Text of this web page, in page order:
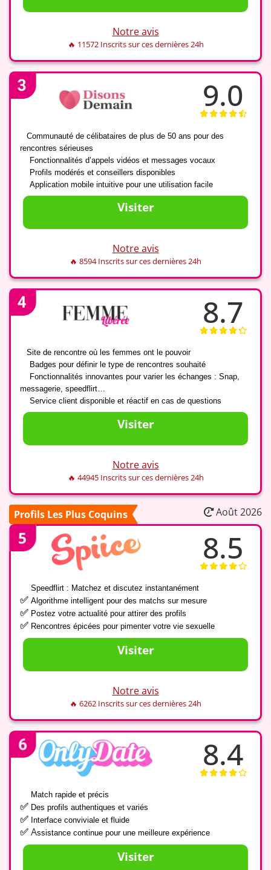
Notre avis
🔥 11572 Inscrits sur ces dernières 24h
9.0
Communauté de célibataires de plus de 50 ans pour des
rencontres sérieuses
Fonctionnalités d’appels vidéos et messages vocaux
Profils modérés et conseillers disponibles
Application mobile intuitive pour une utilisation facile
Visiter
Notre avis
🔥 8594 Inscrits sur ces dernières 24h
8.7
Site de rencontre où les femmes ont le pouvoir
Badges pour définir le type de rencontres souhaité
Fonctionnalités innovantes pour varier les échanges : Snap,
messagerie, speedflirt…
Service client disponible et réactif en cas de questions
Visiter
Notre avis
🔥 44945 Inscrits sur ces dernières 24h
Profils Les Plus Coquins Août 2026
8.5
Speedflirt : Matchez et discutez instantanément
✅ Algorithme intelligent pour des matchs sur mesure
✅ Postez votre actualité pour attirer des profils
✅ Rencontres épicées pour pimenter votre vie sexuelle
Visiter
Notre avis
🔥 6262 Inscrits sur ces dernières 24h
8.4
Match rapide et précis
✅ Des profils authentiques et variés
✅ Interface conviviale et fluide
✅ Assistance continue pour une meilleure expérience
Visiter